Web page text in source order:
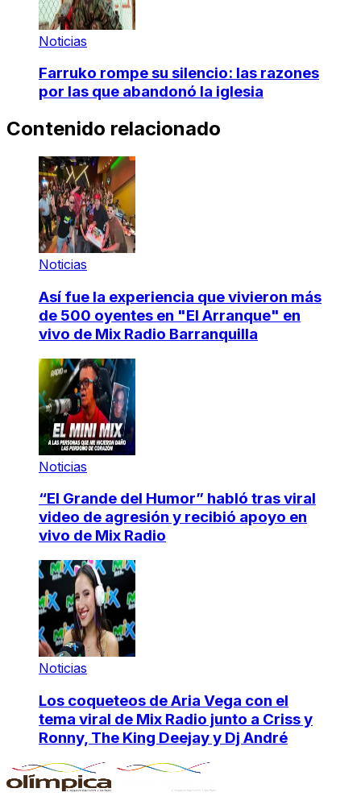
Noticias
Farruko rompe su silencio: las razones
por las que abandonó la iglesia
Contenido relacionado
Noticias
Así fue la experiencia que vivieron más
de 500 oyentes en "El Arranque" en
vivo de Mix Radio Barranquilla
Noticias
“El Grande del Humor” habló tras viral
video de agresión y recibió apoyo en
vivo de Mix Radio
Noticias
Los coqueteos de Aria Vega con el
tema viral de Mix Radio junto a Criss y
Ronny, The King Deejay y Dj André